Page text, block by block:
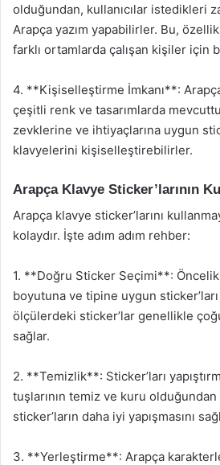
olduğundan, kullanıcılar istedikleri
Arapça yazım yapabilirler. Bu,
farklı ortamlarda çalışan kişiler için
4. **Kişiselleştirme İmkanı**:
çeşitli renk ve tasarımlarda
zevklerine ve ihtiyaçlarına uygun
klavyelerini kişiselleştirebilirler.
Arapça Klavye Sticker’larının
Arapça klavye sticker’larını
kolaydır. İşte adım adım rehber:
1. **Doğru Sticker Seçimi**:
boyutuna ve tipine uygun
ölçülerdeki sticker’lar genellikle
sağlar.
2. **Temizlik**: Sticker’ları
tuşlarının temiz ve kuru
sticker’ların daha iyi yapışmasını
3. **Yerleştirme**: Arapça